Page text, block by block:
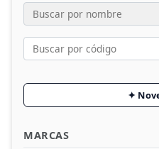
Melaminas P.SENSE
Compacmel
Fabric ✦
MARCAS